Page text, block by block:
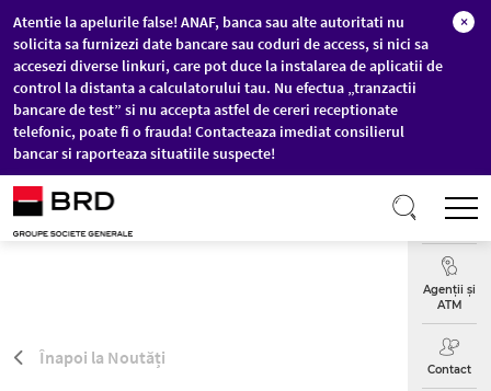
Sari la conținutul principal
Atentie la apelurile false! ANAF, banca sau alte autoritati nu
solicita sa furnizezi date bancare sau coduri de access, si nici sa
accesezi diverse linkuri, care pot duce la instalarea de aplicatii de
control la distanta a calculatorului tau. Nu efectua „tranzactii
bancare de test” si nu accepta astfel de cereri receptionate
telefonic, poate fi o frauda! Contacteaza imediat consilierul
bancar si raporteaza situatiile suspecte!
×
Curs
Agenții și
ATM
Contact
Înapoi la Noutăți